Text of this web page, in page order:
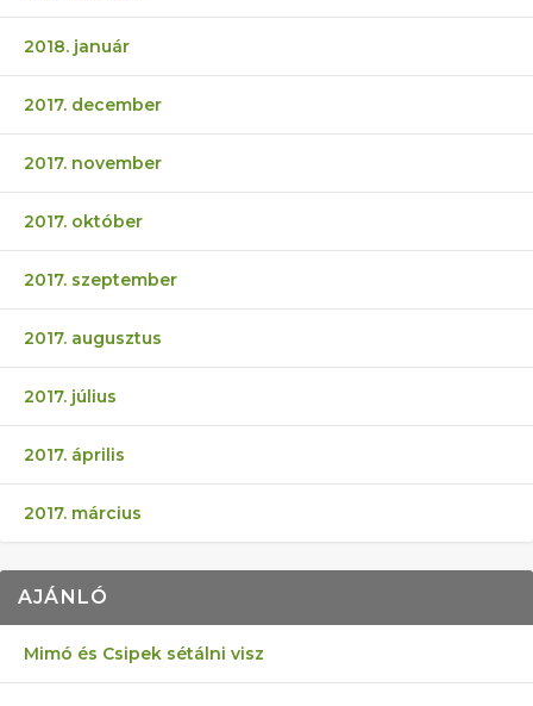
2018. január
2017. december
2017. november
2017. október
2017. szeptember
2017. augusztus
2017. július
2017. április
2017. március
AJÁNLÓ
Mimó és Csipek sétálni visz